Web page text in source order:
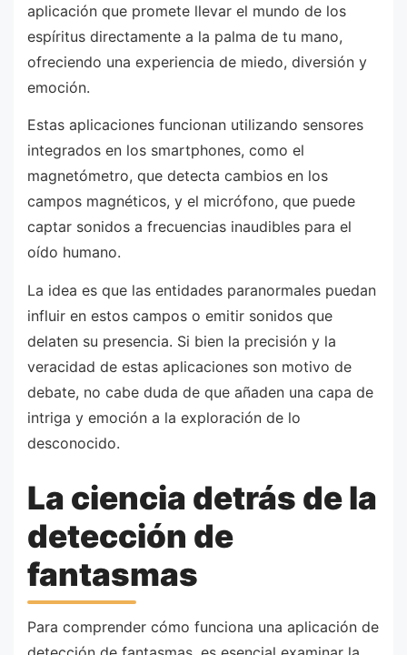
aplicación que promete llevar el mundo de los
espíritus directamente a la palma de tu mano,
ofreciendo una experiencia de miedo, diversión y
emoción.
Estas aplicaciones funcionan utilizando sensores
integrados en los smartphones, como el
magnetómetro, que detecta cambios en los
campos magnéticos, y el micrófono, que puede
captar sonidos a frecuencias inaudibles para el
oído humano.
La idea es que las entidades paranormales puedan
influir en estos campos o emitir sonidos que
delaten su presencia. Si bien la precisión y la
veracidad de estas aplicaciones son motivo de
debate, no cabe duda de que añaden una capa de
intriga y emoción a la exploración de lo
desconocido.
La ciencia detrás de la
detección de
fantasmas
Para comprender cómo funciona una aplicación de